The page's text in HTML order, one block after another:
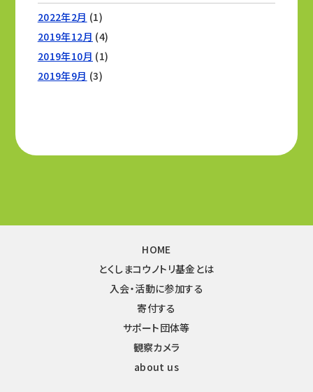
2022年2月 (1)
2019年12月 (4)
2019年10月 (1)
2019年9月 (3)
HOME
とくしまコウノトリ基金とは
入会・活動に参加する
寄付する
サポート団体等
観察カメラ
about us